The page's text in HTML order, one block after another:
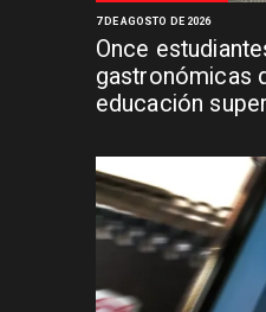
Once
gastronómicas
educación
7 DE AGOSTO DE 2026